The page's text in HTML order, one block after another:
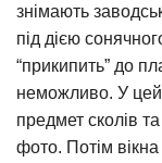
знімають
під дією
“прикипить” до
неможливо. У
предмет сколів
фото. Потім